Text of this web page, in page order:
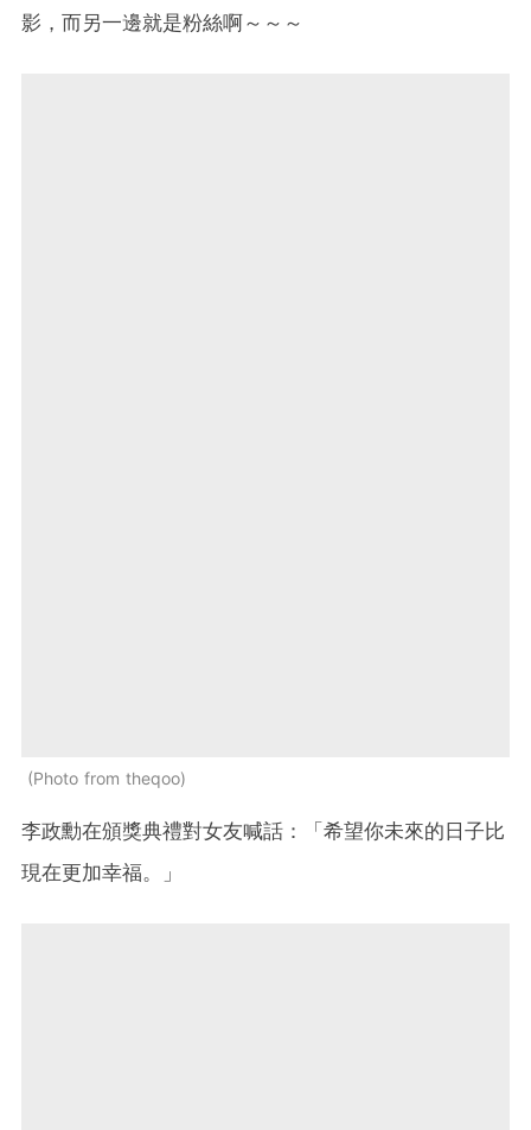
影，而另一邊就是粉絲啊～～～
Photo from theqoo
李政勳在頒獎典禮對女友喊話：「希望你未來的日子比
現在更加幸福。」